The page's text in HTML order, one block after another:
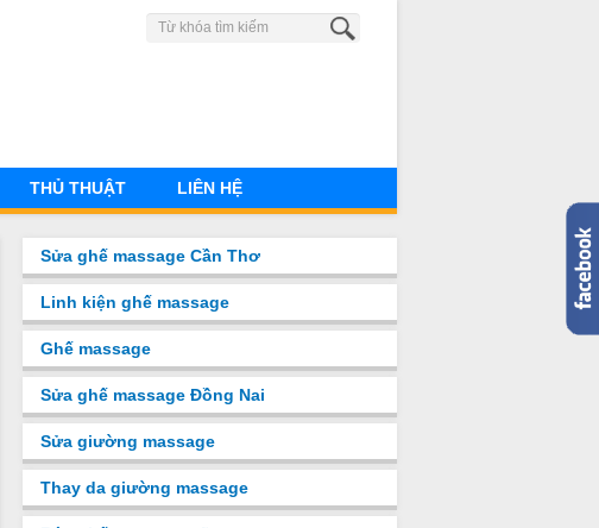
THỦ THUẬT LIÊN HỆ
Sửa ghế massage Cần Thơ
Linh kiện ghế massage
Ghế massage
Sửa ghế massage Đồng Nai
Sửa giường massage
Thay da giường massage